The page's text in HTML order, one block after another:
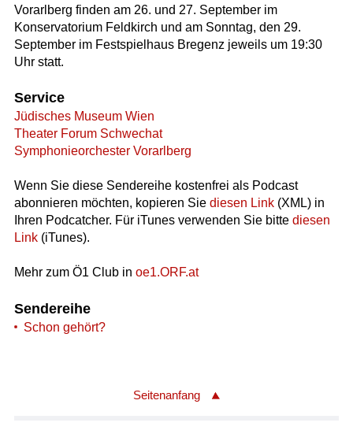
Vorarlberg finden am 26. und 27. September im
Konservatorium Feldkirch und am Sonntag, den 29.
September im Festspielhaus Bregenz jeweils um 19:30
Uhr statt.
Service
Jüdisches Museum Wien
Theater Forum Schwechat
Symphonieorchester Vorarlberg
Wenn Sie diese Sendereihe kostenfrei als Podcast
abonnieren möchten, kopieren Sie diesen Link(XML) in
Ihren Podcatcher. Für iTunes verwenden Sie bitte diesen
Link(iTunes).
Mehr zum Ö1 Club in oe1.ORF.at
Sendereihe
Schon gehört?
Seitenanfang